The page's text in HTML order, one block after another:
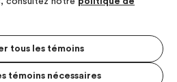
tous les témoins
témoins nécessaires